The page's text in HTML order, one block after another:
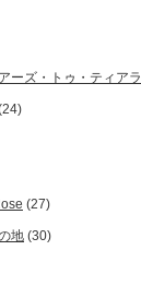
ーズ・トゥ・ティアラ
(27)
地 (30)